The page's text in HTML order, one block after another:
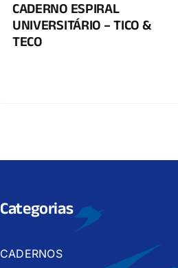
CADERNO ESPIRAL
UNIVERSITÁRIO – TICO &
TECO
Categorias
CADERNOS